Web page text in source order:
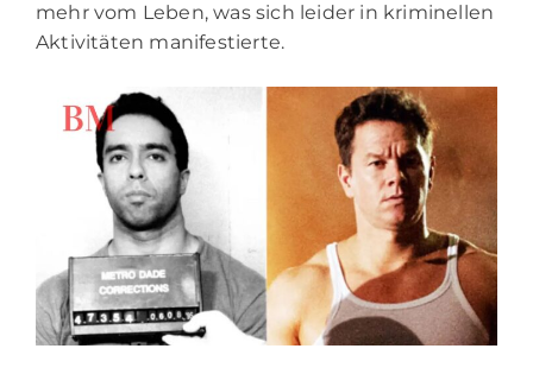
mehr vom Leben, was sich leider in kriminellen
Aktivitäten manifestierte.